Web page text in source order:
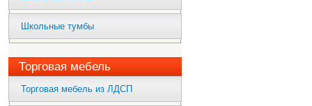
Школьные тумбы
Торговая мебель
Торговая мебель из ЛДСП